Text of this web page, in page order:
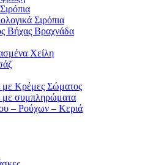
Σιρόπια
Βήχας Βραχνάδα
Χείλη
με Κρέμες Σώματος
με συμπληρώματα
– Ρούχων – Κεριά